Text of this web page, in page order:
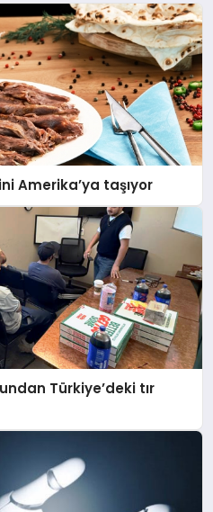
Amerika’ya taşıyor
Türkiye’deki tır